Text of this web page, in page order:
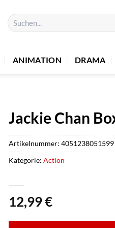
Suchen
nach:
ANIMATION DRAMA
Jackie Chan
12,99€
Artikelnummer: 4051238051599
Kategorie: Action